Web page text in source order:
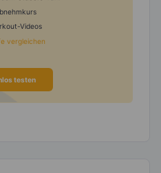
Videos
vergleichen
testen